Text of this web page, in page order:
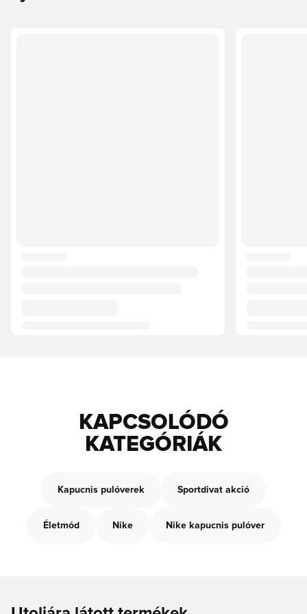
KAPCSOLÓDÓ
KATEGÓRIÁK
Kapucnis pulóverek Sportdivat akció
Életmód Nike Nike kapucnis pulóver